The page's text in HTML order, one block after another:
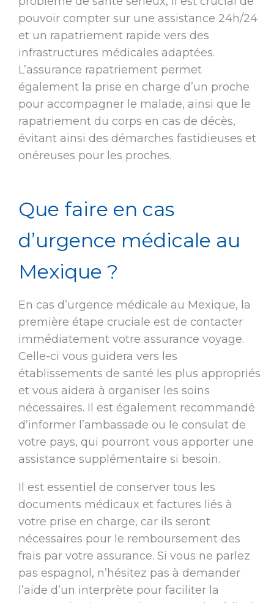
pouvoir compter sur une assistance 24h/24
et un rapatriement rapide vers des
infrastructures médicales adaptées.
L’assurance rapatriement permet
également la prise en charge d’un proche
pour accompagner le malade, ainsi que le
rapatriement du corps en cas de décès,
évitant ainsi des démarches fastidieuses et
onéreuses pour les proches.
Que faire en cas
d’urgence médicale au
Mexique ?
En cas d’urgence médicale au Mexique, la
première étape cruciale est de contacter
immédiatement votre assurance voyage.
Celle-ci vous guidera vers les
établissements de santé les plus appropriés
et vous aidera à organiser les soins
nécessaires. Il est également recommandé
d’informer l’ambassade ou le consulat de
votre pays, qui pourront vous apporter une
assistance supplémentaire si besoin.
Il est essentiel de conserver tous les
documents médicaux et factures liés à
votre prise en charge, car ils seront
nécessaires pour le remboursement des
frais par votre assurance. Si vous ne parlez
pas espagnol, n’hésitez pas à demander
l’aide d’un interprète pour faciliter la